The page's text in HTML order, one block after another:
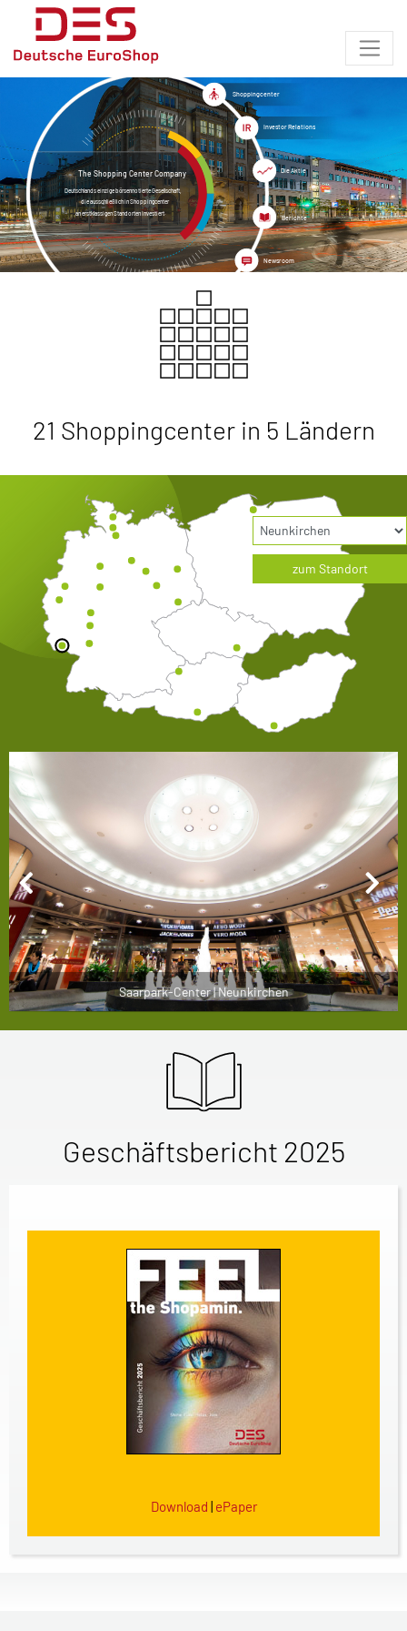
Deutschlands einzige börsennotierte Gesellschaft,
die ausschließlich in Shoppingcenter
an erstklassigen Standorten investiert.
The Shopping Center Company
Shoppingcenter
Investor Relations
Die Aktie
Berichte
Newsroom
21 Shoppingcenter in 5 Ländern
zum Standort
Allee-Center | Magdeburg
Saarpark-Center | Neunkirchen
Herold-Center | Norderstedt
Stadt-Galerie | Passau
Geschäftsbericht 2025
Download | ePaper